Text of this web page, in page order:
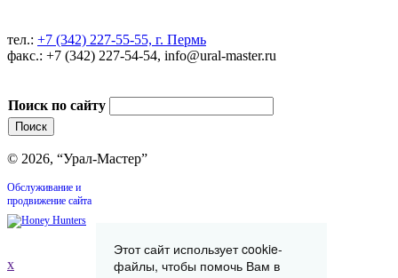
тел.: +7 (342) 227-55-55, г. Пермь
факс.: +7 (342) 227-54-54, info@ural-master.ru
Поиск по сайту
© 2026, “Урал-Мастер”
Обслуживание и
продвижение сайта
x
Этот сайт использует cookie-
файлы, чтобы помочь Вам в